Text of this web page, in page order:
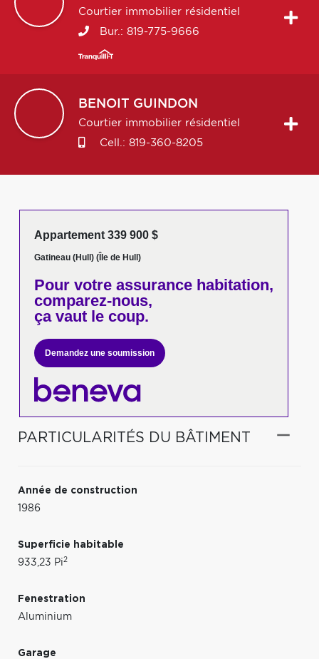
Courtier immobilier résidentiel
Bur.: 819-775-9666
BENOIT GUINDON
Courtier immobilier résidentiel
Cell.: 819-360-8205
Appartement 339 900 $
Gatineau (Hull) (Île de Hull)
Pour votreassurance habitation,
comparez-nous,
ça vaut le coup.
Demandez une soumission
PARTICULARITÉS DU BÂTIMENT
Année de construction
1986
Superficie habitable
933,23 Pi2
Fenestration
Aluminium
Garage